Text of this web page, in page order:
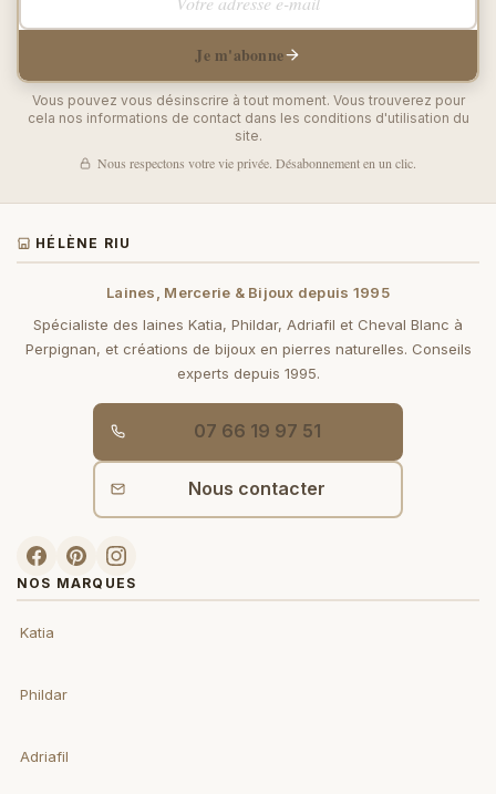
Je m'abonne
Vous pouvez vous désinscrire à tout moment. Vous trouverez pour
cela nos informations de contact dans les conditions d'utilisation du
site.
Nous respectons votre vie privée. Désabonnement en un clic.
HÉLÈNE RIU
Laines, Mercerie & Bijoux depuis 1995
Spécialiste des laines Katia, Phildar, Adriafil et Cheval Blanc à
Perpignan, et créations de bijoux en pierres naturelles. Conseils
experts depuis 1995.
07 66 19 97 51
Nous contacter
NOS MARQUES
Katia
Phildar
Adriafil